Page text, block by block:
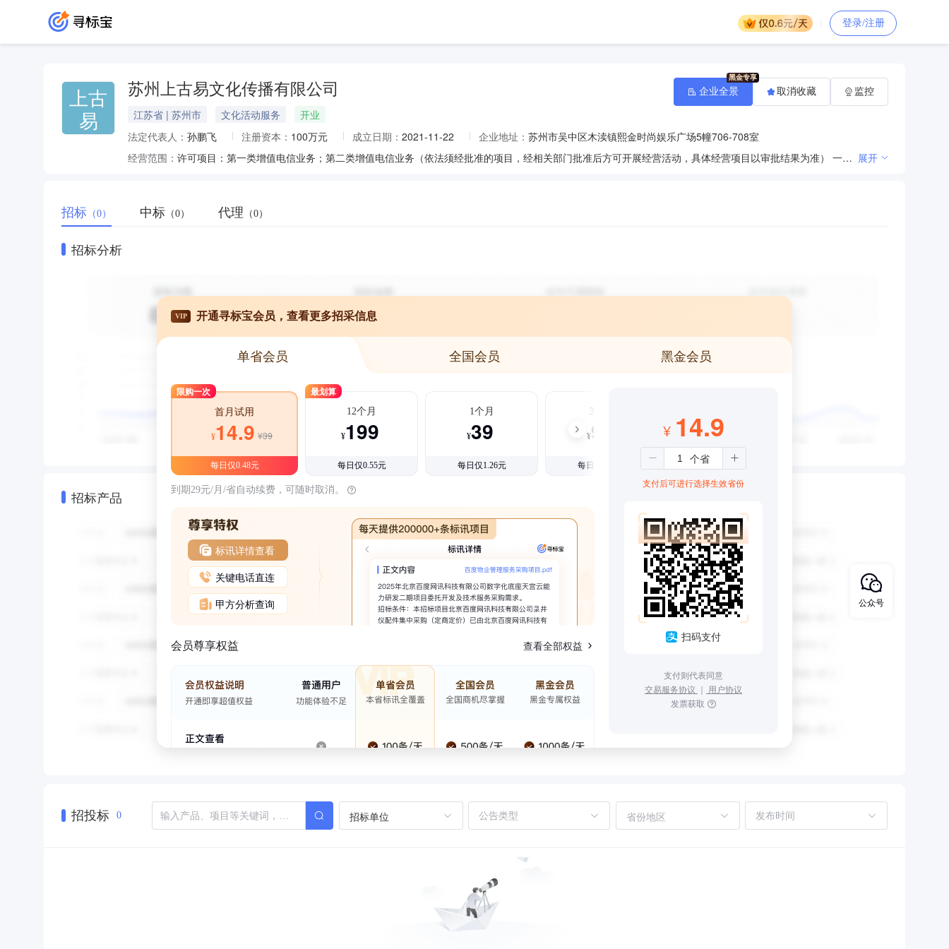
登录/注册
上古
易
苏州上古易文化传播有限公司
江苏省 | 苏州市 文化活动服务
开业
法定代表人： 孙鹏飞 注册资本： 100万元 成立日期： 2021-11-22 企业地址： 苏州市吴中区木渎镇熙金时尚娱乐广场5幢706-708室
经营范围：
许可项目：第一类增值电信业务；第二类增值电信业务（依法须经批准的项目，经相关部门批准后方可开展经营活动，具体经营项目以审批结果为准） 一般项目：组织文化艺术交流活动；教育咨询服务（不含涉许可审批的教育培训活动）；业务培训（不含教育培训、职业技能培训等需取得许可的培训）；会议及展览服务；其他文化艺术经纪代理；工艺美术品及礼仪用品销售（象牙及其制品除外）；娱乐性展览；互联网销售（除销售需要许可的商品）；个人互联网直播服务；互联网数据服务（除依法须经批准的项目外，凭营业执照依法自主开展经营活动） 展开
企业全景 取消收藏 监控
招标 （0） 中标 （0） 代理 （0）
招标分析
招标产品
VIP 开通寻标宝会员，查看更多招采信息
单省会员 全国会员 黑金会员
限购一次
首月试用
¥14.9 ¥39
每日仅0.48元
最划算
12个月
¥199
每日仅0.55元
1个月
¥39
每日仅1.26元
3个月
¥99
每日仅1.08元
到期29元/月/省自动续费，可随时取消。
标讯详情查看
关键电话直连
甲方分析查询
会员尊享权益 查看全部权益
¥ 14.9
支付后可进行选择生效省份
扫码支付
支付则代表同意
交易服务协议 ｜ 用户协议
发票获取
招投标 0 招标单位 省份地区
公众号